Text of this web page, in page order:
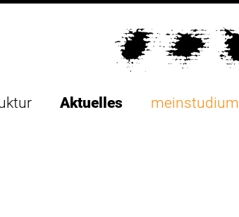
Aktuelles meinstudium